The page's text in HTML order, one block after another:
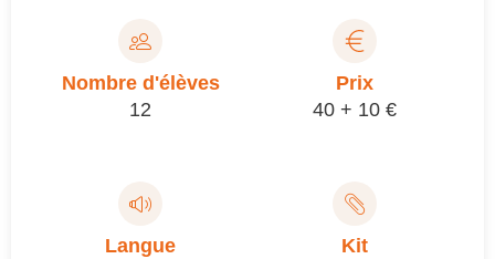
Nombre d'élèves
12
Prix
40 + 10 €
Langue
Kit